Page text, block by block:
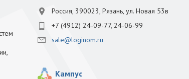
Россия, 390023, Рязань, ул. Новая 53в
+7 (4912) 24-09-77, 24-06-99
sale@loginom.ru
Кампус